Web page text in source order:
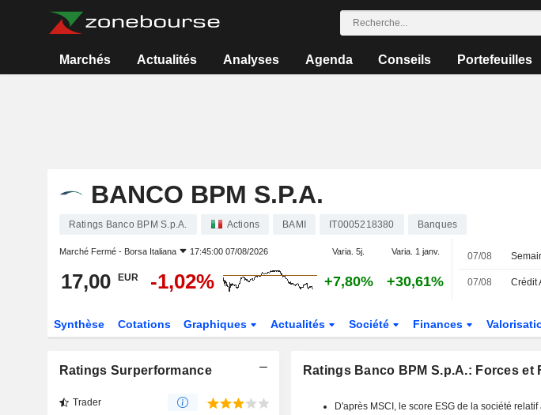
Marchés Actualités Analyses Agenda Conseils Portefeuilles
BANCO BPM S.P.A.
Ratings Banco BPM S.p.A. Actions BAMI IT0005218380 Banques
Marché Fermé - Borsa Italiana 17:45:00 07/08/2026 Varia. 5j. Varia. 1 janv.
17,00 EUR -1,02% +7,80% +30,61%
07/08
07/08
Synthèse Cotations Graphiques Actualités Société Finances
Ratings Surperformance
Trader
Ratings Banco BPM S.p.A.: Forces et
D'après MSCI, le score ESG de la société